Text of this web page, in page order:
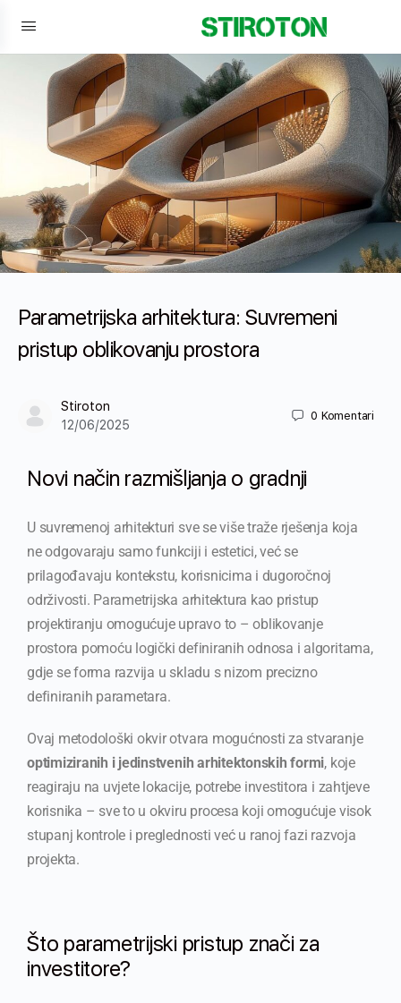
Parametrijska arhitektura: Suvremeni
pristup oblikovanju prostora
Stiroton
12/06/2025
0 Komentari
Novi način razmišljanja o gradnji
U suvremenoj arhitekturi sve se više traže rješenja koja
ne odgovaraju samo funkciji i estetici, već se
prilagođavaju kontekstu, korisnicima i dugoročnoj
održivosti. Parametrijska arhitektura kao pristup
projektiranju omogućuje upravo to – oblikovanje
prostora pomoću logički definiranih odnosa i algoritama,
gdje se forma razvija u skladu s nizom precizno
definiranih parametara.
Ovaj metodološki okvir otvara mogućnosti za stvaranje
optimiziranih i jedinstvenih arhitektonskih formi, koje
reagiraju na uvjete lokacije, potrebe investitora i zahtjeve
korisnika – sve to u okviru procesa koji omogućuje visok
stupanj kontrole i preglednosti već u ranoj fazi razvoja
projekta.
Što parametrijski pristup znači za
investitore?